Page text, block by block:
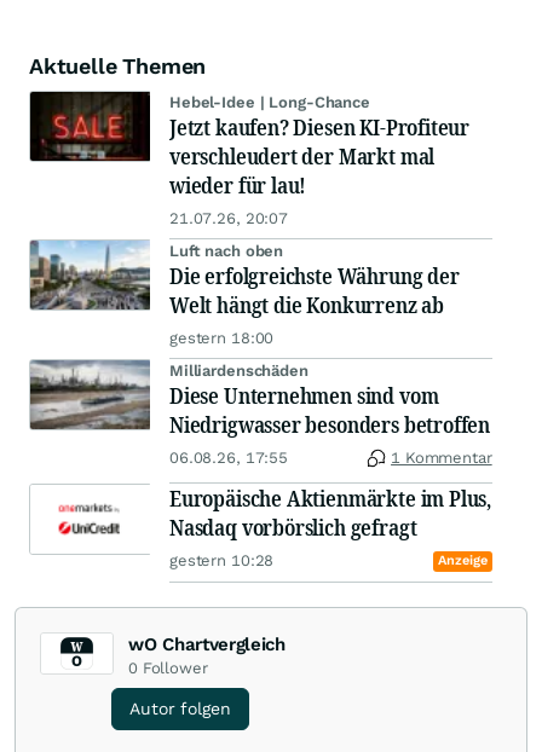
Aktuelle Themen
Hebel-Idee | Long-Chance
Jetzt kaufen? Diesen KI-Profiteur
verschleudert der Markt mal
wieder für lau!
21.07.26, 20:07
Luft nach oben
Die erfolgreichste Währung der
Welt hängt die Konkurrenz ab
gestern 18:00
Milliardenschäden
Diese Unternehmen sind vom
Niedrigwasser besonders betroffen
06.08.26, 17:55 1 Kommentar
Europäische Aktienmärkte im Plus,
Nasdaq vorbörslich gefragt
gestern 10:28 Anzeige
wO Chartvergleich
0 Follower
Autor folgen